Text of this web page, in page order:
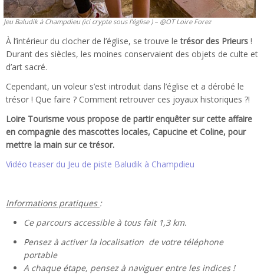
Jeu Baludik à Champdieu (ici crypte sous l’église ) – @OT Loire Forez
À l’intérieur du clocher de l’église, se trouve letrésor des Prieurs !
Durant des siècles, les moines conservaient des objets de culte et
d’art sacré.
Cependant, un voleur s’est introduit dans l’église et a dérobé le
trésor ! Que faire ? Comment retrouver ces joyaux historiques ?!
Loire Tourisme vous propose de partir enquêter sur cette affaire
en compagnie des mascottes locales, Capucine et Coline, pour
mettre la main sur ce trésor.
Vidéo teaser du Jeu de piste Baludik à Champdieu
Informations pratiques :
Ce parcours accessible à tous fait 1,3 km.
Pensez à activer la localisation de votre téléphone
portable
A chaque étape, pensez à naviguer entre les indices !